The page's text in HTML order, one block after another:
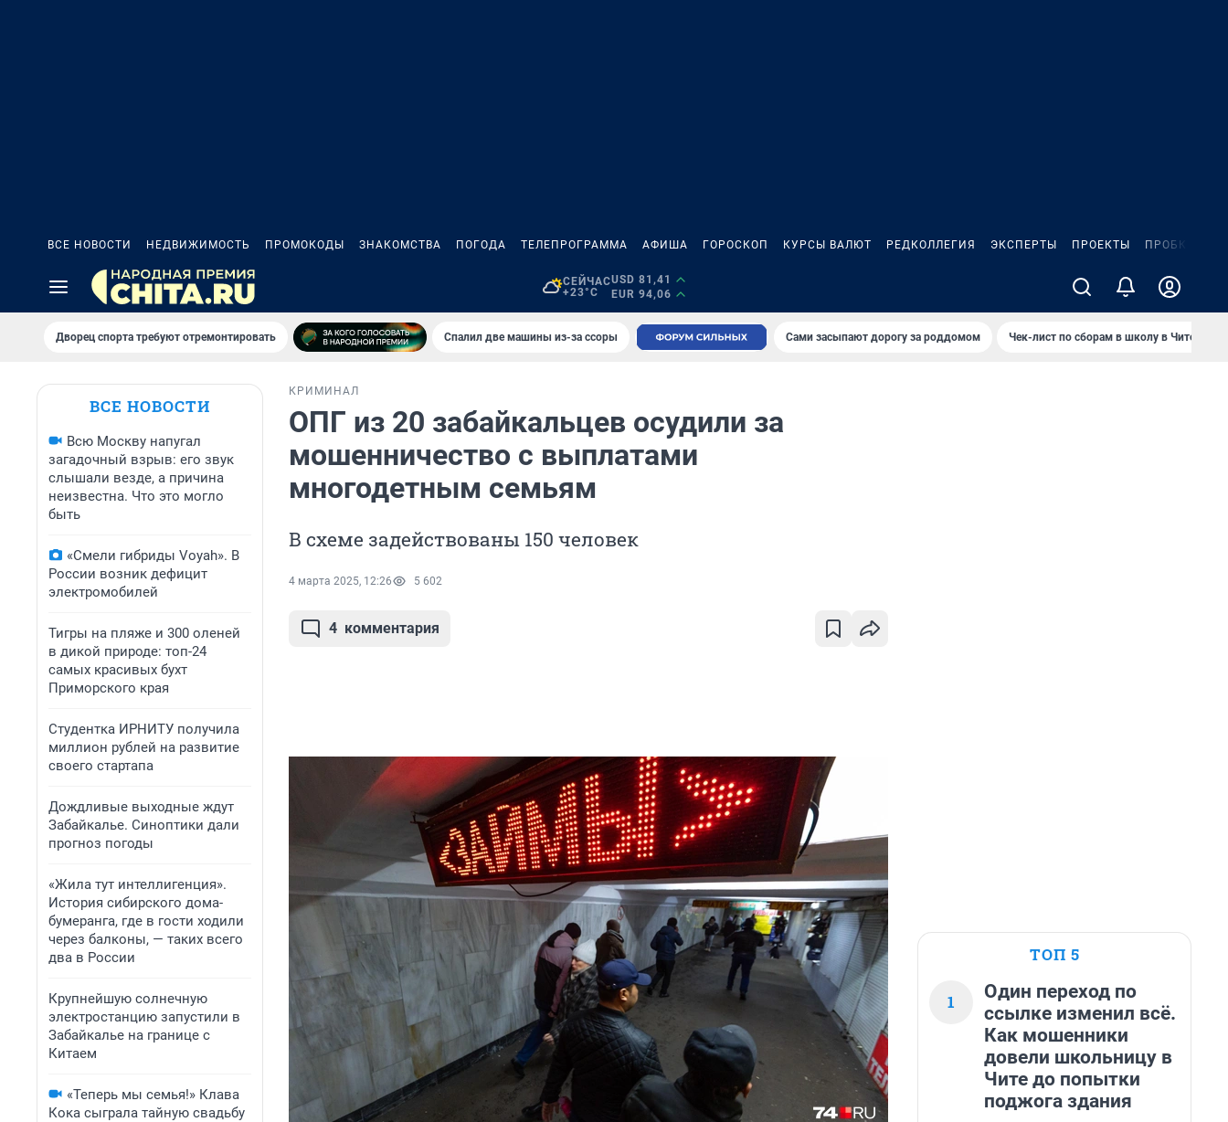
ВСЕ НОВОСТИ НЕДВИЖИМОСТЬ ПРОМОКОДЫ ЗНАКОМСТВА ПОГОДА ТЕЛЕПРОГРАММА АФИША ГОРОСКОП КУРСЫ ВАЛЮТ РЕДКОЛЛЕГИЯ ЭКСПЕРТЫ ПРОЕКТЫ ПРОБКИ
СЕЙЧАС
+23°C
USD 81,41
EUR 94,06
Дворец спорта требуют отремонтировать Спалил две машины из-за ссоры Сами засыпают дорогу за роддомом Чек-лист по сборам в школу в Чите
ВСЕ НОВОСТИ
Всю Москву напугал
загадочный взрыв: его звук
слышали везде, а причина
неизвестна. Что это могло
быть
«Смели гибриды Voyah». В
России возник дефицит
электромобилей
Тигры на пляже и 300 оленей
в дикой природе: топ-24
самых красивых бухт
Приморского края
Студентка ИРНИТУ получила
миллион рублей на развитие
своего стартапа
Дождливые выходные ждут
Забайкалье. Синоптики дали
прогноз погоды
«Жила тут интеллигенция».
История сибирского дома-
бумеранга, где в гости ходили
через балконы, — таких всего
два в России
Крупнейшую солнечную
электростанцию запустили в
Забайкалье на границе с
Китаем
«Теперь мы семья!» Клава
Кока сыграла тайную свадьбу
КРИМИНАЛ
ОПГ из 20 забайкальцев осудили за
мошенничество с выплатами
многодетным семьям
В схеме задействованы 150 человек
4 марта 2025, 12:26 5 602
4 комментария
ТОП 5
1
Один переход по
ссылке изменил всё.
Как мошенники
довели школьницу в
Чите до попытки
поджога здания